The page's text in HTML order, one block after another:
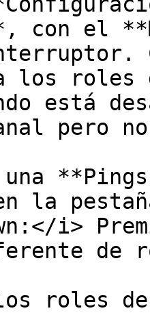
con el
los roles
está
pero
una
la
i>
de
roles